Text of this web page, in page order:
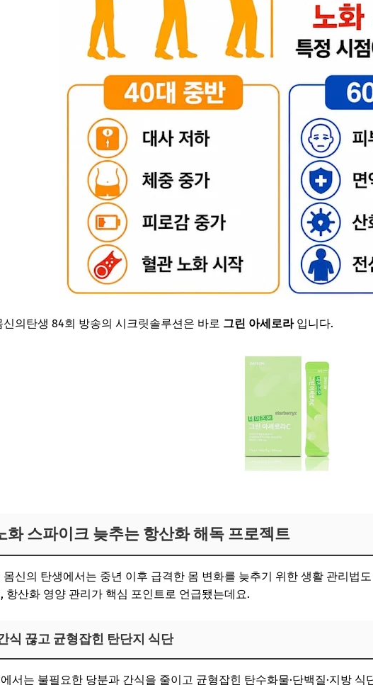
의탄생 84회 방송의 시크릿솔루션은 바로 그린 아세로라입니다.
화 스파이크 늦추는 항산화 해독 프로젝트
몸신의 탄생에서는 중년 이후 급격한 몸 변화를 늦추기 위한 생활 관리법
항산화 영양 관리가 핵심 포인트로 언급됐는데요.
식 끊고 균형잡힌 탄단지 식단
서는 불필요한 당분과 간식을 줄이고 균형잡힌 탄수화물·단백질·지방